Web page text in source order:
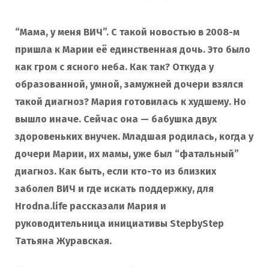
“Мама, у меня ВИЧ”. С такой новостью в 2008-м
пришла к Марии её единственная дочь. Это было
как гром с ясного неба. Как так? Откуда у
образованной, умной, замужней дочери взялся
такой диагноз? Мария готовилась к худшему. Но
вышло иначе. Сейчас она — бабушка двух
здоровеньких внучек. Младшая родилась, когда у
дочери Марии, их мамы, уже был “фатальный”
диагноз. Как быть, если кто-то из близких
заболел ВИЧ и где искать поддержку, для
Hrodna.life рассказали Мария и
руководительница инициативы StepbyStep
Татьяна Журавская.